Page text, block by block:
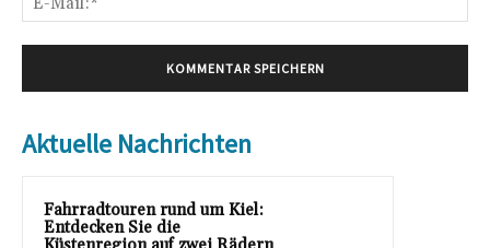
Aktuelle Nachrichten
Fahrradtouren rund um Kiel:
Entdecken Sie die